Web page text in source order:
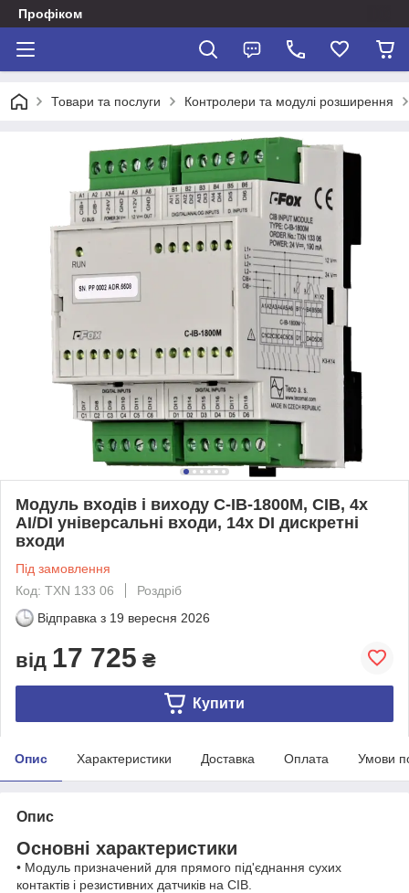
Профіком
Товари та послуги Контролери та модулі розширення
Модуль входів і виходу C-IB-1800M, CIB, 4x
AI/DI універсальні входи, 14x DI дискретні
входи
Під замовлення
Код: TXN 133 06
Роздріб
Відправка з 19 вересня 2026
від 17 725 ₴
Купити
Опис Характеристики Доставка Оплата Умови
Опис
Основні характеристики
• Модуль призначений для прямого під'єднання сухих
контактів і резистивних датчиків на CIB.